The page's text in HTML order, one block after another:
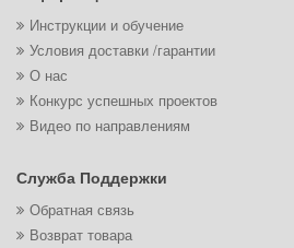
Инструкции и обучение
Условия доставки /гарантии
О нас
Конкурс успешных проектов
Видео по направлениям
Служба Поддержки
Обратная связь
Возврат товара